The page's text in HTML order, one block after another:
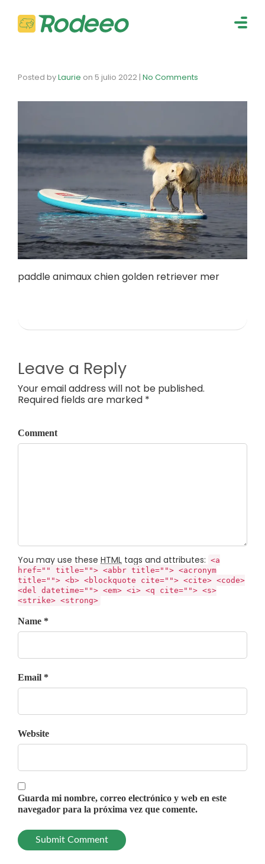
Posted byLaurie on 5 julio 2022 | No Comments
paddle animaux chien golden retriever mer
Leave a Reply
Your email address will not be published.
Required fields are marked *
Comment
You may use these HTML tags and attributes: <a
href="" title=""> <abbr title=""> <acronym
title=""> <b> <blockquote cite=""> <cite> <code>
<del datetime=""> <em> <i> <q cite=""> <s>
<strike> <strong>
Name *
Email *
Website
Guarda mi nombre, correo electrónico y web en este
navegador para la próxima vez que comente.